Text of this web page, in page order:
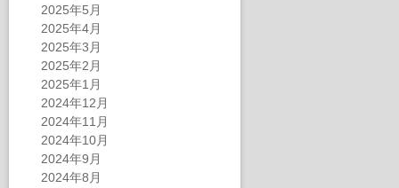
2025年5月
2025年4月
2025年3月
2025年2月
2025年1月
2024年12月
2024年11月
2024年10月
2024年9月
2024年8月